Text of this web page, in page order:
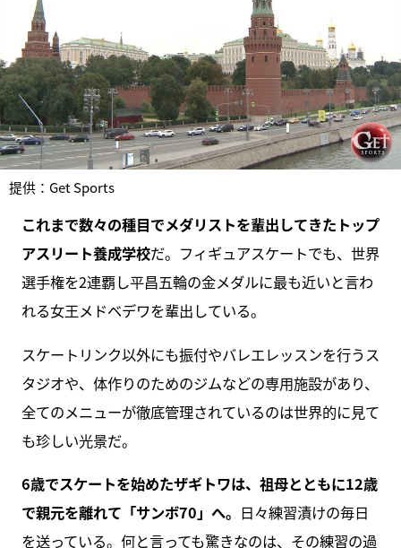
提供：Get Sports
これまで数々の種目でメダリストを輩出してきたトップ
アスリート養成学校だ。フィギュアスケートでも、世界
選手権を2連覇し平昌五輪の金メダルに最も近いと言わ
れる女王メドベデワを輩出している。
スケートリンク以外にも振付やバレエレッスンを行うス
タジオや、体作りのためのジムなどの専用施設があり、
全てのメニューが徹底管理されているのは世界的に見て
も珍しい光景だ。
6歳でスケートを始めたザギトワは、祖母とともに12歳
で親元を離れて「サンボ70」へ。 日々練習漬けの毎日
を送っている。何と言っても驚きなのは、その練習の過